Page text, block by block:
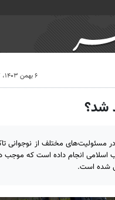
۶ بهمن ۱۴۰۳، ۱۹:۵۷
شد؟
مسئولیت‌های مختلف از نوجوانی
اسلامی انجام داده است که موجب
شده است.